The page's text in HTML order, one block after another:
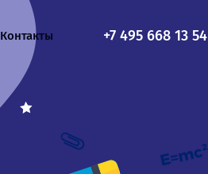
Контакты +7 495 668 13 54